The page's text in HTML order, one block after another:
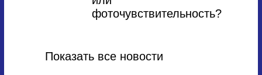
фоточувствительность?
Показать все новости